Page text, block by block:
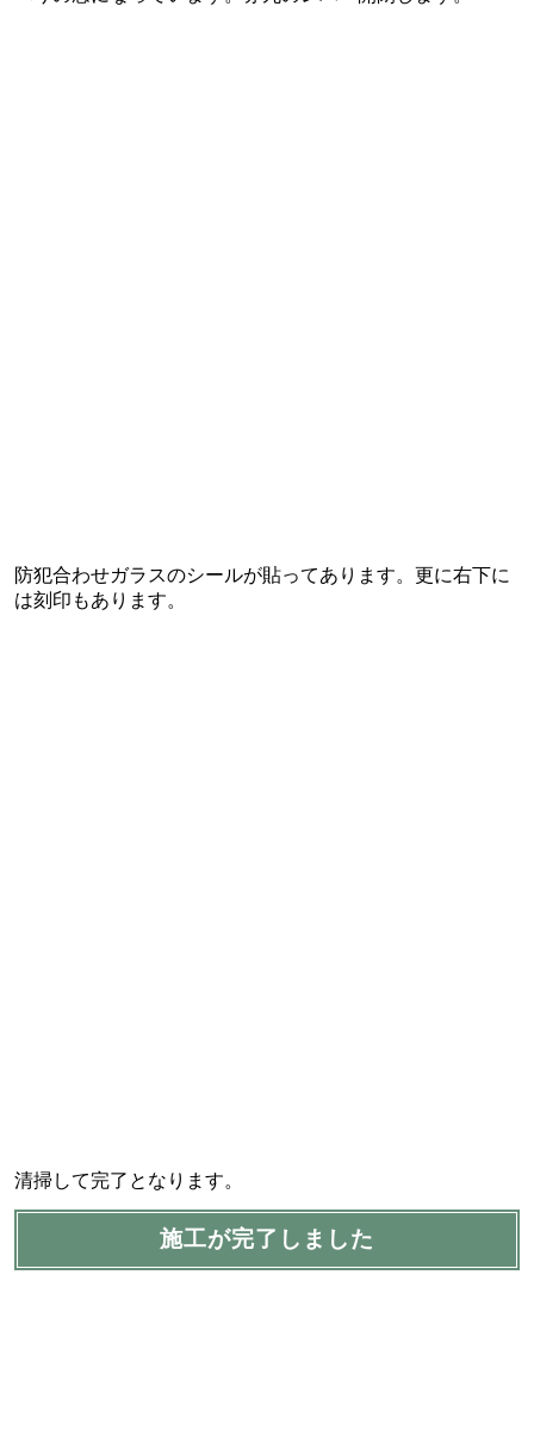
防犯合わせガラスのシールが貼ってあります。更に右下に
は刻印もあります。
清掃して完了となります。
施工が完了しました